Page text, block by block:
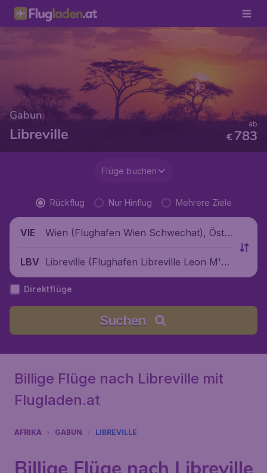
Gabun
Libreville €783
ab
Flüge buchen
Rückflug Nur Hinflug Mehrere Ziele
VIE
Wien (Flughafen Wien Schwechat), Öste
LBV Libreville (Flughafen Libreville Leon M'b
a), Gabun
Direktflüge
Suchen
Billige Flüge nach Libreville mit
Flugladen.at
AFRIKA GABUN LIBREVILLE